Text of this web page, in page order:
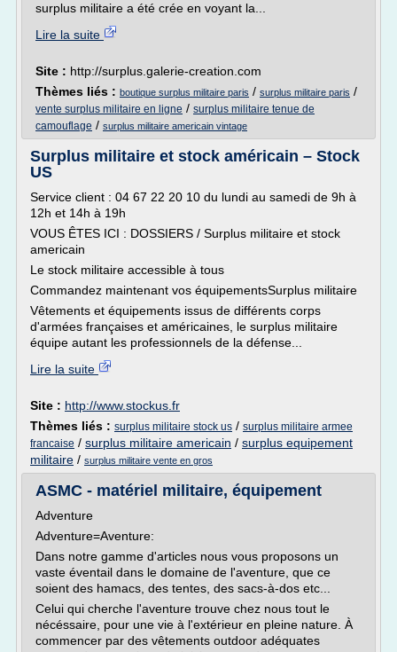
surplus militaire a été crée en voyant la...
Lire la suite
Site : http://surplus.galerie-creation.com
Thèmes liés : boutique surplus militaire paris / surplus militaire paris /
vente surplus militaire en ligne / surplus militaire tenue de
camouflage / surplus militaire americain vintage
Surplus militaire et stock américain – Stock
US
Service client : 04 67 22 20 10 du lundi au samedi de 9h à
12h et 14h à 19h
VOUS ÊTES ICI : DOSSIERS / Surplus militaire et stock
americain
Le stock militaire accessible à tous
Commandez maintenant vos équipementsSurplus militaire
Vêtements et équipements issus de différents corps
d'armées françaises et américaines, le surplus militaire
équipe autant les professionnels de la défense...
Lire la suite
Site : http://www.stockus.fr
Thèmes liés : surplus militaire stock us / surplus militaire armee
francaise / surplus militaire americain / surplus equipement
militaire / surplus militaire vente en gros
ASMC - matériel militaire, équipement
Adventure
Adventure=Aventure:
Dans notre gamme d'articles nous vous proposons un
vaste éventail dans le domaine de l'aventure, que ce
soient des hamacs, des tentes, des sacs-à-dos etc...
Celui qui cherche l'aventure trouve chez nous tout le
nécéssaire, pour une vie à l'extérieur en pleine nature. À
commencer par des vêtements outdoor adéquates